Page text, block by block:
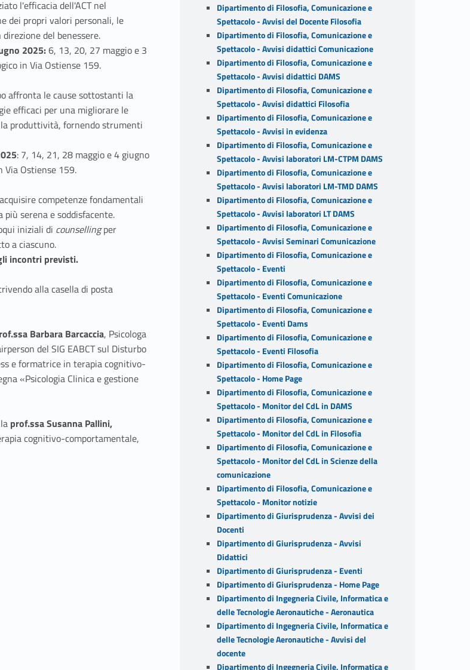
l'efficacia dell'ACT nel
dei propri valori personali, le
del benessere.
2025:6, 13, 20, 27 maggio e 3
in Via Ostiense 159.
affronta le cause sottostanti la
efficaci per una migliorare le
produttività, fornendo strumenti
: 7, 14, 21, 28 maggio e 4 giugno
Via Ostiense 159.
competenze fondamentali
serena e soddisfacente.​
iniziali di counselling per
a ciascuno.
incontri previsti.
alla casella di posta
Barbara Barcaccia, Psicologa
del SIG EABCT sul Disturbo
e formatrice in terapia cognitivo-
«Psicologia Clinica e gestione
prof.ssa Susanna Pallini,
cognitivo-comportamentale,
Dipartimento di Filosofia, Comunicazione e
Spettacolo - Avvisi del Docente Filosofia
Dipartimento di Filosofia, Comunicazione e
Spettacolo - Avvisi didattici Comunicazione
Dipartimento di Filosofia, Comunicazione e
Spettacolo - Avvisi didattici DAMS
Dipartimento di Filosofia, Comunicazione e
Spettacolo - Avvisi didattici Filosofia
Dipartimento di Filosofia, Comunicazione e
Spettacolo - Avvisi in evidenza
Dipartimento di Filosofia, Comunicazione e
Spettacolo - Avvisi laboratori LM-CTPM DAMS
Dipartimento di Filosofia, Comunicazione e
Spettacolo - Avvisi laboratori LM-TMD DAMS
Dipartimento di Filosofia, Comunicazione e
Spettacolo - Avvisi laboratori LT DAMS
Dipartimento di Filosofia, Comunicazione e
Spettacolo - Avvisi Seminari Comunicazione
Dipartimento di Filosofia, Comunicazione e
Spettacolo - Eventi
Dipartimento di Filosofia, Comunicazione e
Spettacolo - Eventi Comunicazione
Dipartimento di Filosofia, Comunicazione e
Spettacolo - Eventi Dams
Dipartimento di Filosofia, Comunicazione e
Spettacolo - Eventi Filosofia
Dipartimento di Filosofia, Comunicazione e
Spettacolo - Home Page
Dipartimento di Filosofia, Comunicazione e
Spettacolo - Monitor del CdL in DAMS
Dipartimento di Filosofia, Comunicazione e
Spettacolo - Monitor del CdL in Filosofia
Dipartimento di Filosofia, Comunicazione e
Spettacolo - Monitor del CdL in Scienze della
comunicazione
Dipartimento di Filosofia, Comunicazione e
Spettacolo - Monitor notizie
Dipartimento di Giurisprudenza - Avvisi dei
Docenti
Dipartimento di Giurisprudenza - Avvisi
Didattici
Dipartimento di Giurisprudenza - Eventi
Dipartimento di Giurisprudenza - Home Page
Dipartimento di Ingegneria Civile, Informatica e
delle Tecnologie Aeronautiche - Aeronautica
Dipartimento di Ingegneria Civile, Informatica e
delle Tecnologie Aeronautiche - Avvisi del
docente
Dipartimento di Ingegneria Civile, Informatica e